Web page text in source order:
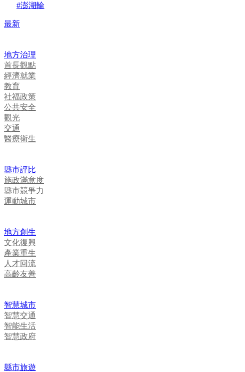
#澎湖輪
最新
地方治理
首長觀點
經濟就業
教育
社福政策
公共安全
觀光
交通
醫療衛生
縣市評比
施政滿意度
縣市競爭力
運動城市
地方創生
文化復興
產業重生
人才回流
高齡友善
智慧城市
智慧交通
智能生活
智慧政府
縣市旅遊